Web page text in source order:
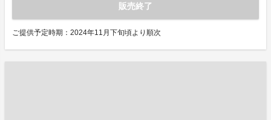
販売終了
ご提供予定時期：2024年11月下旬頃より順次